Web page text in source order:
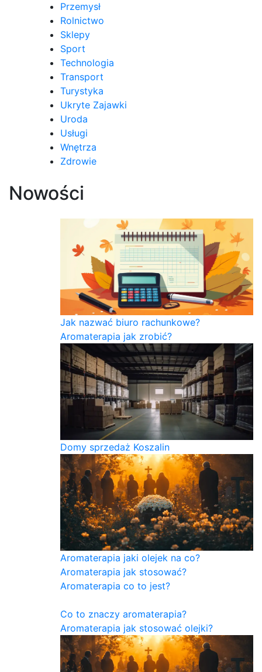
Przemysł
Rolnictwo
Sklepy
Sport
Technologia
Transport
Turystyka
Ukryte Zajawki
Uroda
Usługi
Wnętrza
Zdrowie
Nowości
Jak nazwać biuro rachunkowe?
Aromaterapia jak zrobić?
Domy sprzedaż Koszalin
Aromaterapia jaki olejek na co?
Aromaterapia jak stosować?
Aromaterapia co to jest?
Co to znaczy aromaterapia?
Aromaterapia jak stosować olejki?